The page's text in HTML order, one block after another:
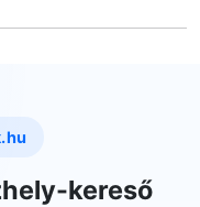
kereső